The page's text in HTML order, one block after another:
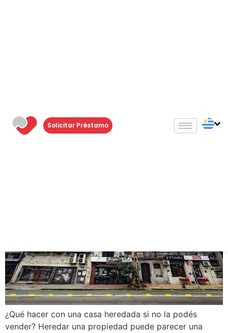
Solicitar Préstamo
heredada si no la podés
vender?
¿Qué hacer con una casa heredada si no la podés
vender? Heredar una propiedad puede parecer una